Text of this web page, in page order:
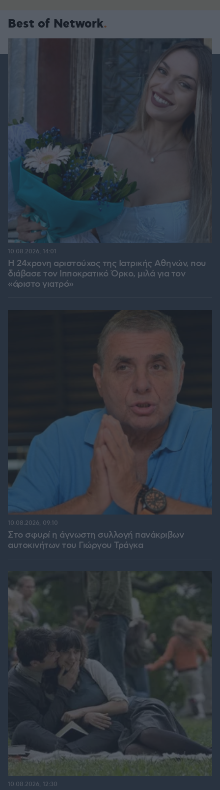
Best of Network
Η 24χρονη αριστούχος της Ιατρικής Αθηνών, που
διάβασε τον Ιπποκρατικό Όρκο, μιλά για τον
«άριστο γιατρό»
10.08.2026, 14:01
Στο σφυρί η άγνωστη συλλογή πανάκριβων
αυτοκινήτων του Γιώργου Τράγκα
10.08.2026, 09:10
10.08.2026, 12:30